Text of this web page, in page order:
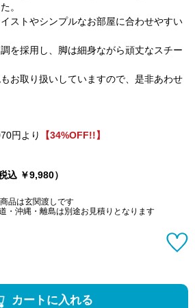
。
ストやシンプルなお部屋に合わせやすい
を採用し、脚は細身ながら頑丈なスチー
お取り扱いしていますので、是非あわせ
円より
【34%OFF!!】
込 ￥9,980）
品は玄関渡しです
・沖縄・離島は別途お見積りとなります
カートに入れる